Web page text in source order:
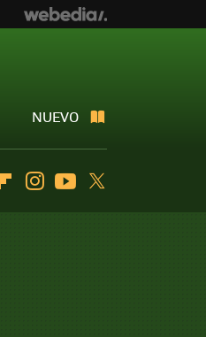
NUEVO
FlipboardInstagramYoutube